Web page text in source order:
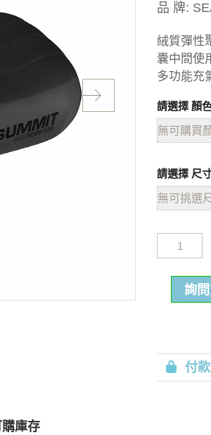
品 牌:
絨質彈性
囊中間使
多功能充
請選擇 顏
無可購買
請選擇 尺
無可挑選
詢
付
庫存